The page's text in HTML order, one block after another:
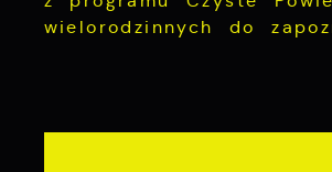
wielorodzinnych do